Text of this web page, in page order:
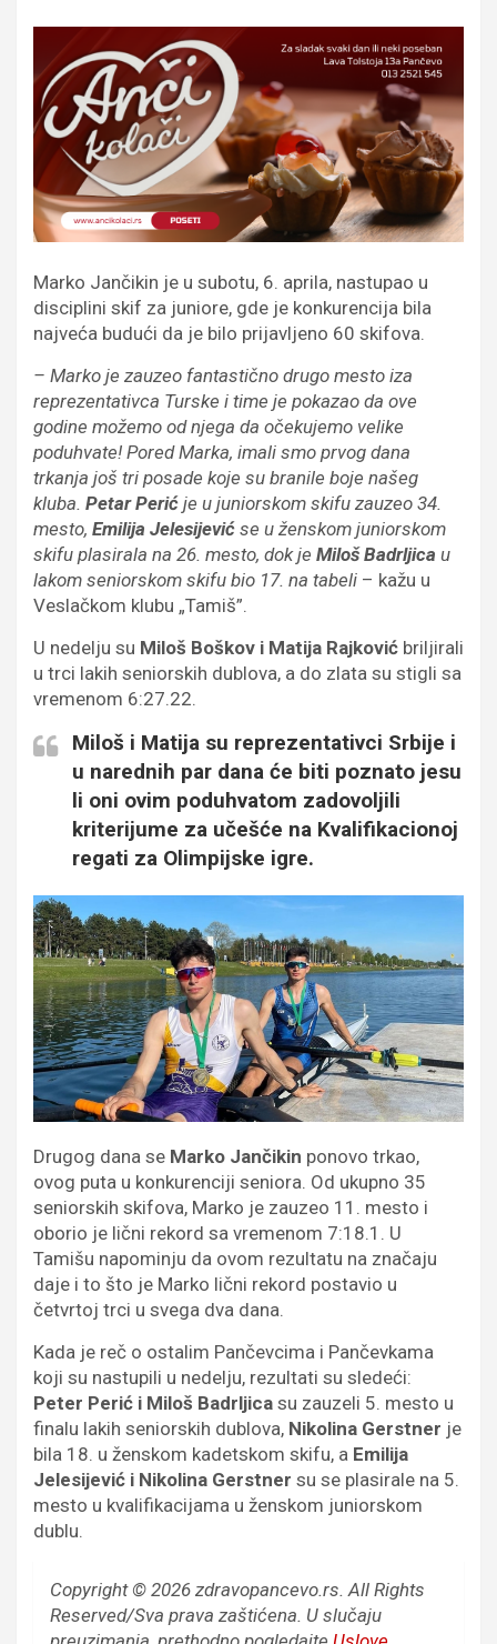
Marko Jančikin je u subotu, 6. aprila, nastupao u
disciplini skif za juniore, gde je konkurencija bila
najveća budući da je bilo prijavljeno 60 skifova.
– Marko je zauzeo fantastično drugo mesto iza
reprezentativca Turske i time je pokazao da ove
godine možemo od njega da očekujemo velike
poduhvate! Pored Marka, imali smo prvog dana
trkanja još tri posade koje su branile boje našeg
kluba. Petar Perić je u juniorskom skifu zauzeo 34.
mesto, Emilija Jelesijević se u ženskom juniorskom
skifu plasirala na 26. mesto, dok je Miloš Badrljica u
lakom seniorskom skifu bio 17. na tabeli – kažu u
Veslačkom klubu „Tamiš”.
U nedelju su Miloš Boškov i Matija Rajković briljirali
u trci lakih seniorskih dublova, a do zlata su stigli sa
vremenom 6:27.22.
Miloš i Matija su reprezentativci Srbije i
u narednih par dana će biti poznato jesu
li oni ovim poduhvatom zadovoljili
kriterijume za učešće na Kvalifikacionoj
regati za Olimpijske igre.
Drugog dana se Marko Jančikin ponovo trkao,
ovog puta u konkurenciji seniora. Od ukupno 35
seniorskih skifova, Marko je zauzeo 11. mesto i
oborio je lični rekord sa vremenom 7:18.1. U
Tamišu napominju da ovom rezultatu na značaju
daje i to što je Marko lični rekord postavio u
četvrtoj trci u svega dva dana.
Kada je reč o ostalim Pančevcima i Pančevkama
koji su nastupili u nedelju, rezultati su sledeći:
Peter Perić i Miloš Badrljica su zauzeli 5. mesto u
finalu lakih seniorskih dublova, Nikolina Gerstner je
bila 18. u ženskom kadetskom skifu, a Emilija
Jelesijević i Nikolina Gerstner su se plasirale na 5.
mesto u kvalifikacijama u ženskom juniorskom
dublu.
Copyright © 2026 zdravopancevo.rs. All Rights
Reserved/Sva prava zaštićena. U slučaju